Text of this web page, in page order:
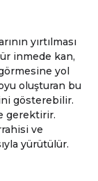
yırtılması
inmede kan,
yol
oluşturan bu
gösterebilir.
gerektirir.
ve
yürütülür.